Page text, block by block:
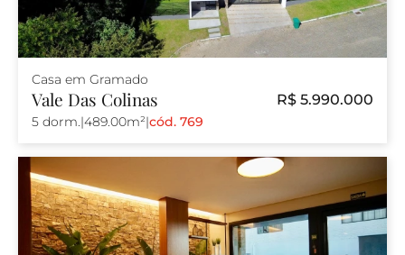
Casa em Gramado
Vale Das Colinas R$ 5.990.000
5 dorm.|489.00m²|cód. 769